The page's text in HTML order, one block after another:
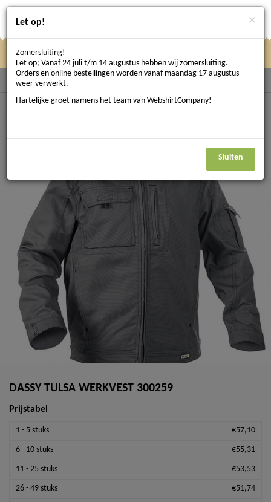
hier
Terug naar Bedrijfskleding
DASSY TULSA WERKVEST 300259
Prijstabel
1 - 5 stuks €57,10
6 - 10 stuks €55,31
11 - 25 stuks €53,53
26 - 49 stuks €51,74
Let op! ×
Zomersluiting!
Let op; Vanaf 24 juli t/m 14 augustus hebben wij zomersluiting.
Orders en online bestellingen worden vanaf maandag 17 augustus
weer verwerkt.
Hartelijke groet namens het team van WebshirtCompany!
Sluiten